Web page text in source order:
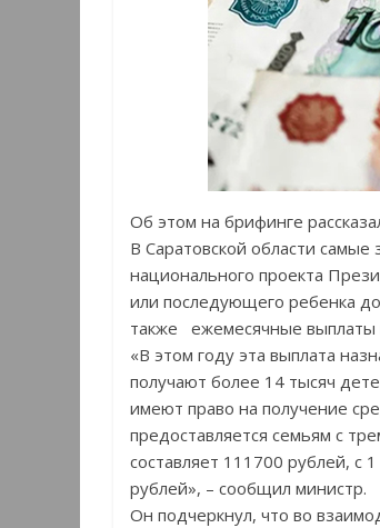
Об этом на брифинге
В Саратовской области
национального проекта
или последующего ребенка
также ежемесячные выплаты
«В этом году эта выплата
получают более 14 тысяч
имеют право на получение
предоставляется семьям с
составляет 111700 рублей, с
рублей», – сообщил министр.
Он подчеркнул, что во